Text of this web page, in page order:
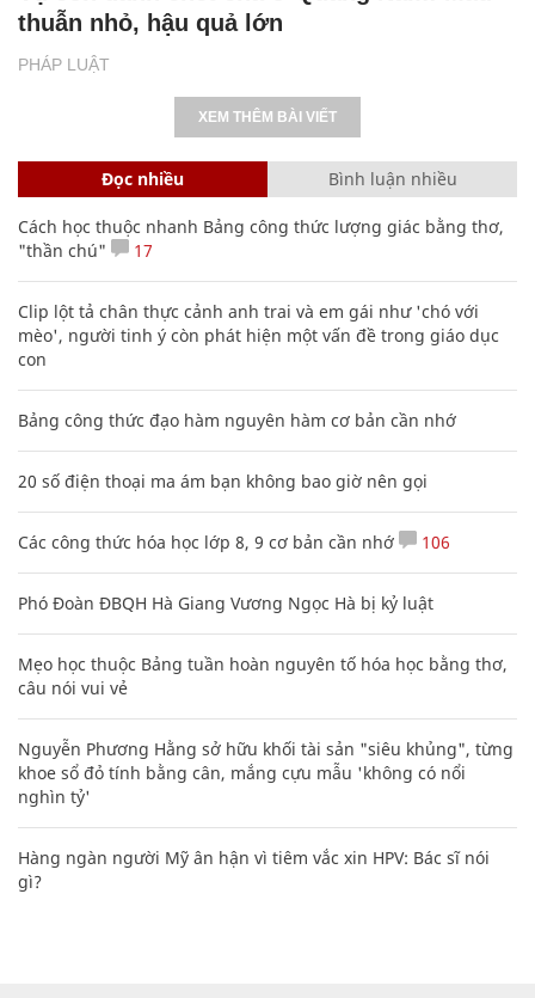
PHÁP LUẬT
thuẫn nhỏ, hậu quả lớn
XEM THÊM BÀI VIẾT
Đọc nhiều Bình luận nhiều
Cách học thuộc nhanh Bảng công thức lượng giác bằng thơ,
"thần chú"
17
Clip lột tả chân thực cảnh anh trai và em gái như 'chó với
mèo', người tinh ý còn phát hiện một vấn đề trong giáo dục
con
Bảng công thức đạo hàm nguyên hàm cơ bản cần nhớ
20 số điện thoại ma ám bạn không bao giờ nên gọi
Các công thức hóa học lớp 8, 9 cơ bản cần nhớ 106
Phó Đoàn ĐBQH Hà Giang Vương Ngọc Hà bị kỷ luật
Mẹo học thuộc Bảng tuần hoàn nguyên tố hóa học bằng thơ,
câu nói vui vẻ
Nguyễn Phương Hằng sở hữu khối tài sản "siêu khủng", từng
khoe sổ đỏ tính bằng cân, mắng cựu mẫu 'không có nổi
nghìn tỷ'
Hàng ngàn người Mỹ ân hận vì tiêm vắc xin HPV: Bác sĩ nói
gì?